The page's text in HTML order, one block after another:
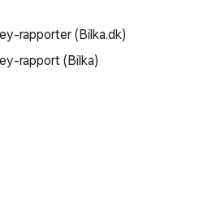
rapporter (Bilka.dk)
rapport (Bilka)